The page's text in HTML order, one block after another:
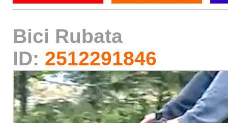
Bici Rubata
ID: 2512291846